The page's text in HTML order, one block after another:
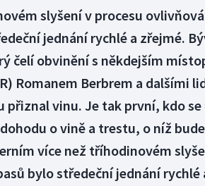
slyšení v procesu
jednání rychlé a zřejmé.
čelí obvinění s někdejším
Romanem Berbrem a dalšími
přiznal vinu. Je tak první, kdo se
o vině a trestu, o níž
více než tříhodinovém
bylo středeční jednání rychlé